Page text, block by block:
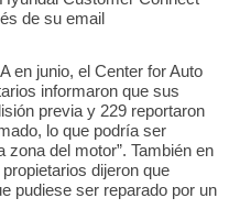
de su email
en junio, el Center for Auto
informaron que sus
previa y 229 reportaron
lo que podría ser
del motor”. También en
dijeron que
pudiese ser reparado por un